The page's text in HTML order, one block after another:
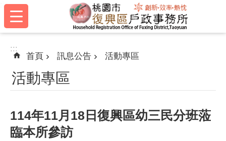
跳到主要內容區塊
:::
:::
首頁 訊息公告 活動專區
活動專區
114年11月18日復興區幼三民分班蒞
臨本所參訪